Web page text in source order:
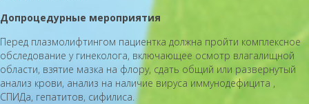
Допроцедурные мероприятия
Перед плазмолифтингом пациентка должна пройти комплексное
обследование у гинеколога, включающее осмотр влагалищной
области, взятие мазка на флору, сдать общий или развернутый
анализ крови, анализ на наличие вируса иммунодефицита ,
СПИДа, гепатитов, сифилиса.